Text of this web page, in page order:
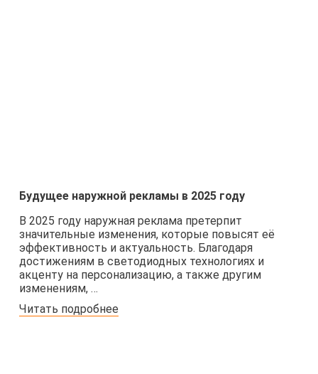
Будущее наружной рекламы в 2025 году
В 2025 году наружная реклама претерпит
значительные изменения, которые повысят её
эффективность и актуальность. Благодаря
достижениям в светодиодных технологиях и
акценту на персонализацию, а также другим
изменениям, …
Читать подробнее